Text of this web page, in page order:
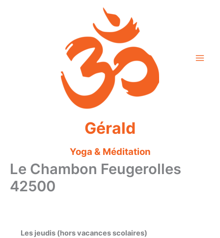
Gérald
Yoga & Méditation
Le Chambon Feugerolles
42500
Les jeudis (hors vacances scolaires)